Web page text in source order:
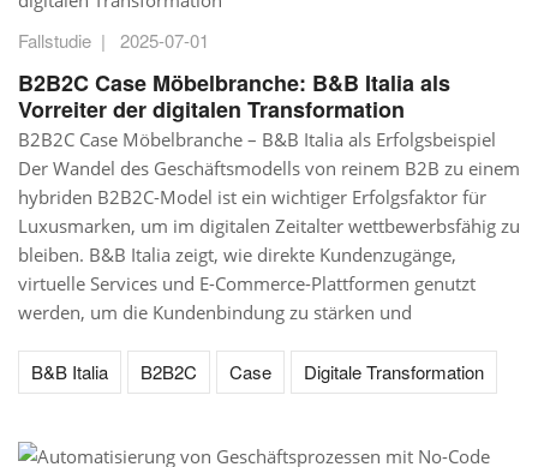
Fallstudie | 2025-07-01
B2B2C Case Möbelbranche: B&B Italia als
Vorreiter der digitalen Transformation
B2B2C Case Möbelbranche – B&B Italia als Erfolgsbeispiel
Der Wandel des Geschäftsmodells von reinem B2B zu einem
hybriden B2B2C-Model ist ein wichtiger Erfolgsfaktor für
Luxusmarken, um im digitalen Zeitalter wettbewerbsfähig zu
bleiben. B&B Italia zeigt, wie direkte Kundenzugänge,
virtuelle Services und E-Commerce-Plattformen genutzt
werden, um die Kundenbindung zu stärken und
B&B Italia B2B2C Case Digitale Transformation